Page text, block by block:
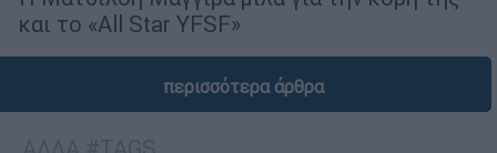
και το «All Star YFSF»
περισσότερα άρθρα